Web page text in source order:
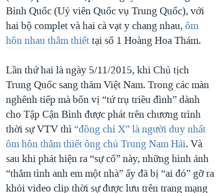
Bỉnh Quốc (Uỷ viên Quốc vụ Trung Quốc), với
hai bộ complet và hai cà vạt y chang nhau, ôm
hôn nhau thắm thiếttại số 1 Hoàng Hoa Thám.
Lần thứ hai là ngày 5/11/2015, khi Chủ tịch
Trung Quốc sang thăm Việt Nam. Trong các màn
nghênh tiếp mà bốn vị “tứ trụ triều đình” dành
cho Tập Cận Bình được phát trên chương trình
thời sự VTV thì “đồng chí X” là người duy nhất
ôm hôn thắm thiết ông chủ Trung Nam Hải. Và
sau khi phát hiện ra “sự cố” này, những hình ảnh
“thắm tình anh em một nhà” ấy đã bị “ai đó” gỡ ra
khỏi video clip thời sự được lưu trên trang mạng